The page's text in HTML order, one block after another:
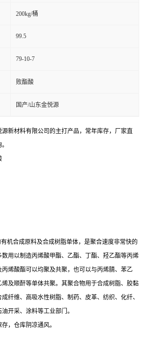
200kg/桶
99.5
79-10-7
败酯酸
国产/山东金悦源
源新材料有限公司的主打产品，常年库存，厂家直
机合成原料及合成树脂单体，是聚合速度非常快的
数用以制造丙烯酸甲酯、乙酯、丁酯、羟乙酯等丙烯
烯酸酯可以均聚及共聚，也可以与丙烯腈、苯乙
及顺酐等单体共聚。其聚合物用于合成树脂、胶黏
纤维、高吸水性树脂、制药、皮革、纺织、化纤、
开采、涂料等工业部门。
，仓库阴凉通风。